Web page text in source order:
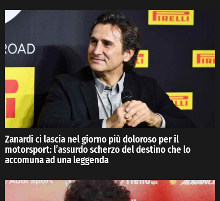
Zanardi ci lascia nel giorno più doloroso per il
motorsport: l’assurdo scherzo del destino che lo
accomuna ad una leggenda